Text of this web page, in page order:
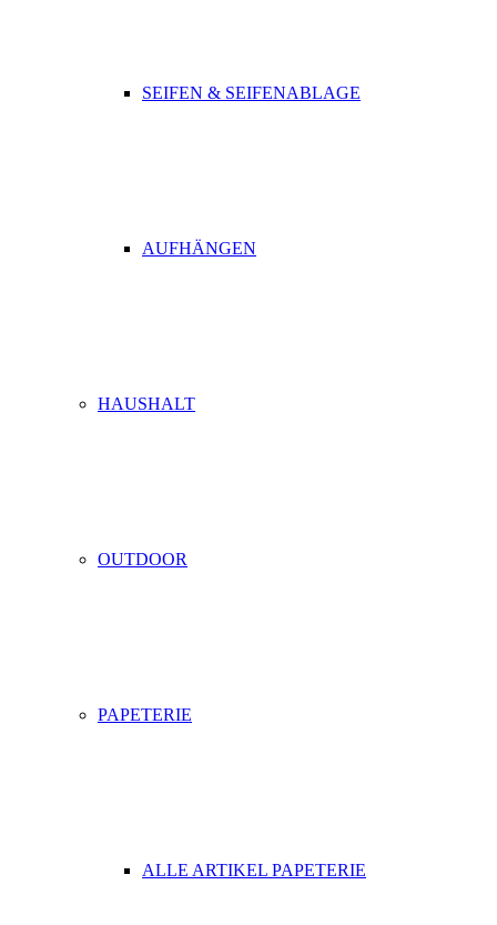
SEIFEN & SEIFENABLAGE
AUFHÄNGEN
HAUSHALT
OUTDOOR
PAPETERIE
ALLE ARTIKEL PAPETERIE